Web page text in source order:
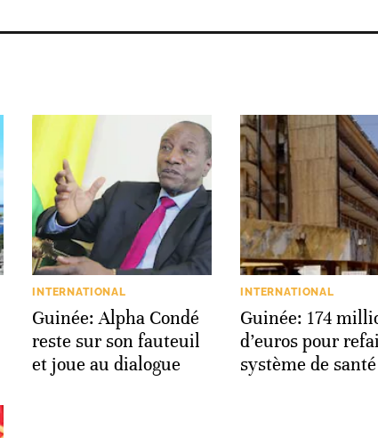
INTERNATIONAL
Guinée: Alpha Condé
reste sur son fauteuil
et joue au dialogue
INTERNATIONAL
Guinée: 174
d’euros pour
système de santé